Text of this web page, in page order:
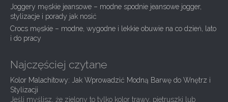
i
o
n
Joggery męskie jeansowe – modne spodnie jeansowe jogger,
stylizacje i porady jak nosić
Crocs męskie – modne, wygodne i lekkie obuwie na co dzień, lato
i do pracy
Najczęściej czytane
Kolor Malachitowy: Jak Wprowadzić Modną Barwę do Wnętrz i
Stylizacji
Jeśli myślisz, że zielony to tylko kolor trawy, pietruszki lub